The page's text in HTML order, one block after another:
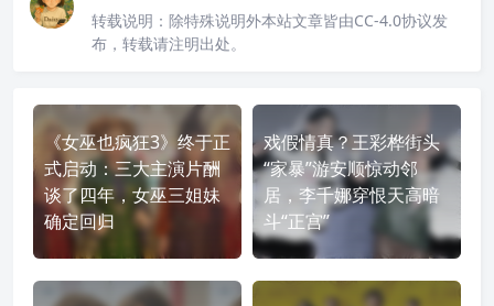
转载说明： 除特殊说明外本站文章皆由CC-4.0协议发
布，转载请注明出处。
《女巫也疯狂3》终于正
式启动：三大主演片酬
谈了四年，女巫三姐妹
确定回归
戏假情真？王彩桦街头
“家暴”游安顺惊动邻
居，李千娜穿恨天高暗
斗“正宫”